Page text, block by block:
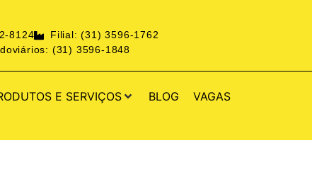
8124
Filial: (31) 3596-1762
(31) 3596-1848
E SERVIÇOS BLOG
VAGAS